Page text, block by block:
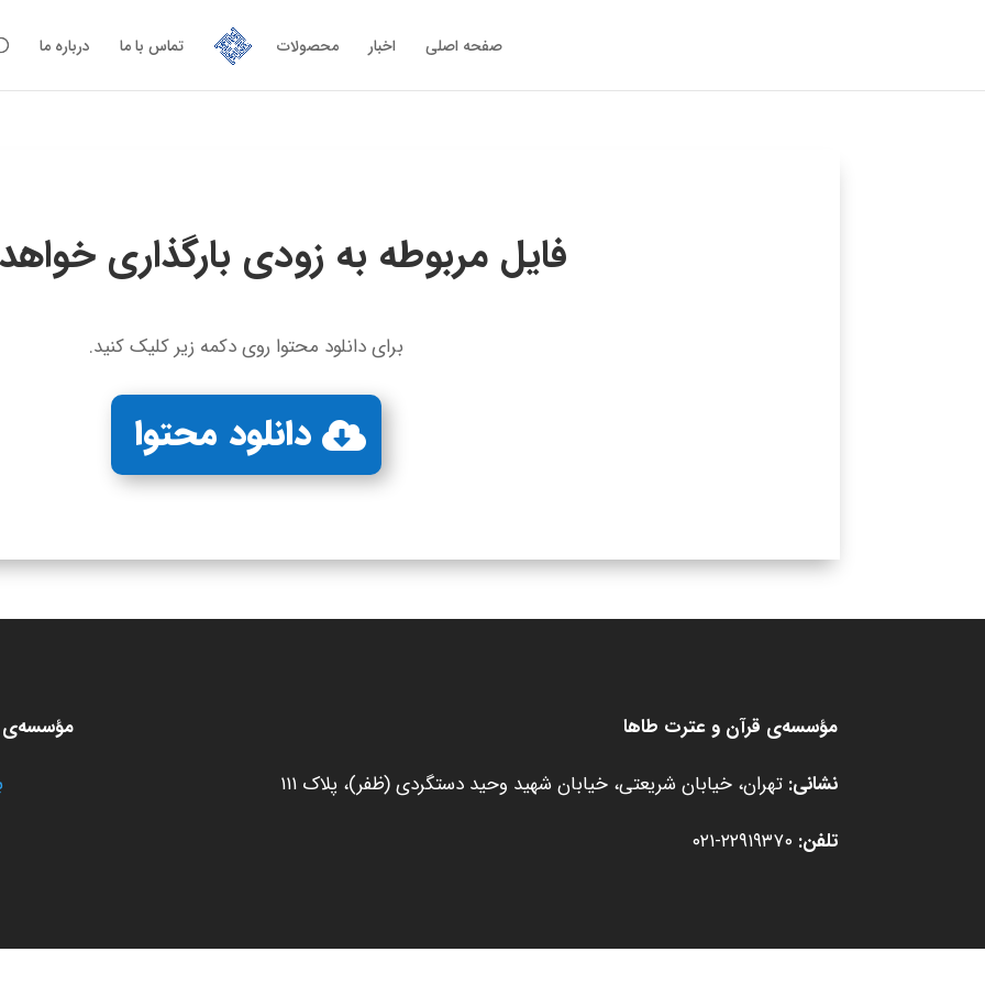
صفحه اصلی اخبار محصولات تماس با ما درباره ما
فایل مربوطه به زودی بارگذاری
برای دانلود محتوا روی دکمه زیر کلیک کنید.
دانلود محتوا
مؤسسه‌ی قرآن و عترت طاها
نشانی: تهران، خیابان شریعتی، خیابان شهید وحید دستگردی (ظفر)، پلاک ۱۱۱
تلفن:
مؤسسه‌ی